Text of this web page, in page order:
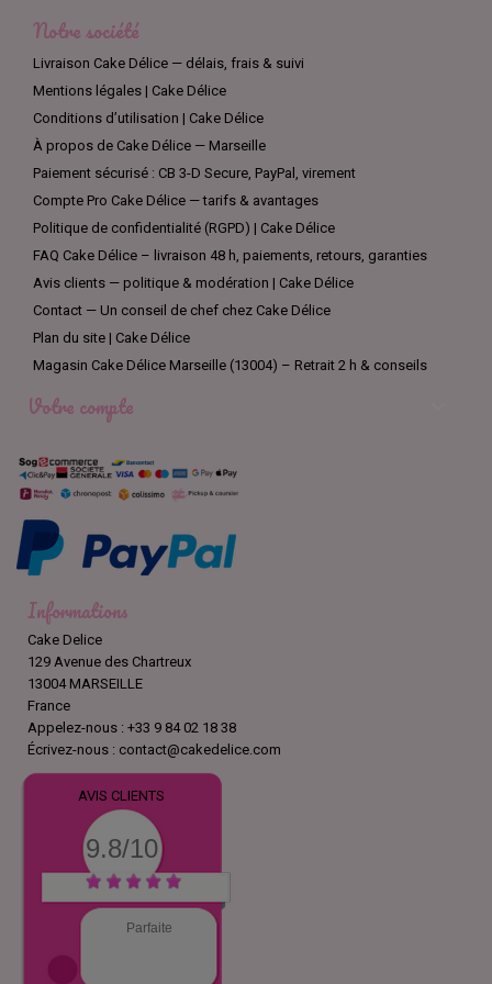
avec une large gamme de colorants alimentaires, y compris
nos colorants pour aérographe prêts à l'emploi. Cela vous
permet de personnaliser vos créations culinaires avec une
variété de couleurs vives et vibrantes pour répondre à tous vos
besoins de décoration.
En somme, si vous cherchez un aérographe alimentaire de
qualité pour la décoration de vos gâteaux en pâte à sucre,
entremets ou wedding cake, ne cherchez pas plus loin que
notre gamme d'aérographes alimentaires. Avec une variété de
modèles disponibles pour répondre à tous les besoins et
budgets, et une compatibilité avec une large gamme de
colorants alimentaires, vous pouvez être sûr de trouver
l'aérographe parfait pour toutes vos créations culinaires.
Commandez dès maintenant pour découvrir notre gamme
d'aérographes alimentaires et donner vie à toutes vos idées
Notre société
Livraison Cake Délice — délais, frais & suivi
Mentions légales | Cake Délice
Conditions d’utilisation | Cake Délice
À propos de Cake Délice — Marseille
Paiement sécurisé : CB 3-D Secure, PayPal, virement
Compte Pro Cake Délice — tarifs & avantages
Politique de confidentialité (RGPD) | Cake Délice
FAQ Cake Délice – livraison 48 h, paiements, retours, garanties
Avis clients — politique & modération | Cake Délice
Contact — Un conseil de chef chez Cake Délice
Plan du site | Cake Délice
Magasin Cake Délice Marseille (13004) – Retrait 2 h & conseils
Votre compte
Informations
Cake Delice
129 Avenue des Chartreux
13004 MARSEILLE
France
Appelez-nous : +33 9 84 02 18 38
Écrivez-nous : contact@cakedelice.com
AVIS CLIENTS
9.8/10
Parfaite